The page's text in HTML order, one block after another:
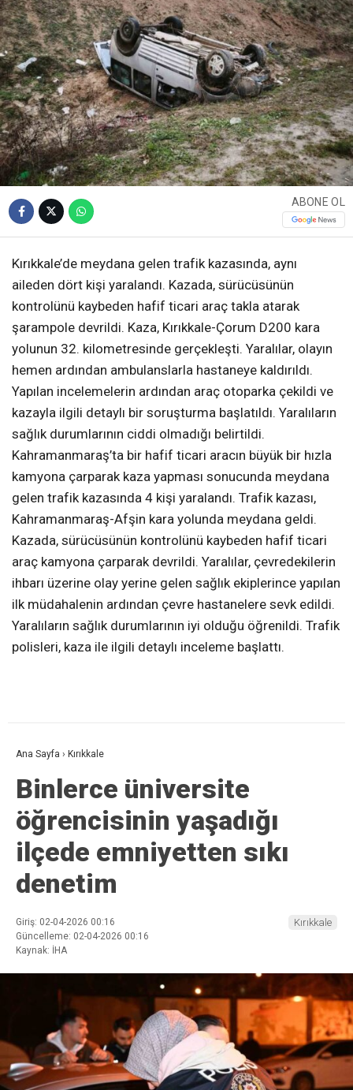
ABONE OL
Kırıkkale’de meydana gelen trafik kazasında, aynı
aileden dört kişi yaralandı. Kazada, sürücüsünün
kontrolünü kaybeden hafif ticari araç takla atarak
şarampole devrildi. Kaza, Kırıkkale-Çorum D200 kara
yolunun 32. kilometresinde gerçekleşti. Yaralılar, olayın
hemen ardından ambulanslarla hastaneye kaldırıldı.
Yapılan incelemelerin ardından araç otoparka çekildi ve
kazayla ilgili detaylı bir soruşturma başlatıldı. Yaralıların
sağlık durumlarının ciddi olmadığı belirtildi.
Kahramanmaraş’ta bir hafif ticari aracın büyük bir hızla
kamyona çarparak kaza yapması sonucunda meydana
gelen trafik kazasında 4 kişi yaralandı. Trafik kazası,
Kahramanmaraş-Afşin kara yolunda meydana geldi.
Kazada, sürücüsünün kontrolünü kaybeden hafif ticari
araç kamyona çarparak devrildi. Yaralılar, çevredekilerin
ihbarı üzerine olay yerine gelen sağlık ekiplerince yapılan
ilk müdahalenin ardından çevre hastanelere sevk edildi.
Yaralıların sağlık durumlarının iyi olduğu öğrenildi. Trafik
polisleri, kaza ile ilgili detaylı inceleme başlattı.
Ana Sayfa › Kırıkkale
Binlerce üniversite
öğrencisinin yaşadığı
ilçede emniyetten sıkı
denetim
Giriş: 02-04-2026 00:16
Güncelleme: 02-04-2026 00:16
Kaynak: İHA
Kırıkkale